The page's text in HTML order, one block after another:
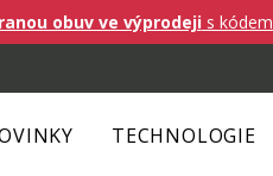
obuv ve výprodejis kódem
TECHNOLOGIE